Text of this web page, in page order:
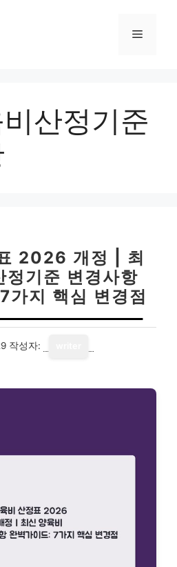
메
산정기준
2026 개정 | 최
정기준 변경사항
가지 핵심 변경점
작성자: